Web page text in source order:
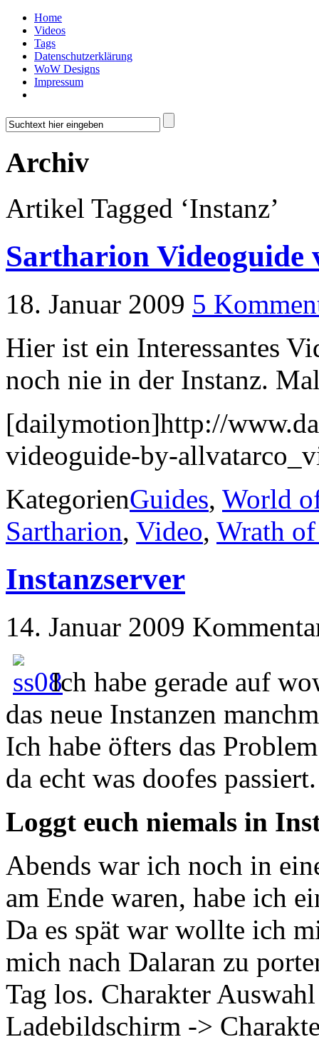
Home
Videos
Tags
Datenschutzerklärung
WoW Designs
Impressum
Archiv
Artikel Tagged ‘Instanz’
Sartharion
18. Januar 2009 5
Hier ist ein Interessantes
noch nie in der Instanz.
[dailymotion]http://
videoguide-by-
KategorienGuides, World
Sartharion, Video, Wrath
Instanzserver
14. Januar 2009
Ich habe gerade auf
das neue Instanzen
Ich habe öfters das
da echt was doofes passiert.
Loggt euch niemals in
Abends war ich noch in
am Ende waren, habe ich
Da es spät war wollte ich
mich nach Dalaran zu
Tag los. Charakter
Ladebildschirm ->